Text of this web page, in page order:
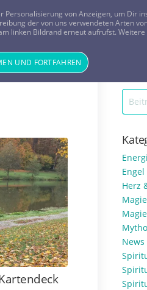
FRAGEN?
Tageskarte Magazin
Herz
News
von Anzeigen, um Dir
der von uns verwendeten Arten
linken Bildrand erneut aufrufst.
UND FORTFAHREN